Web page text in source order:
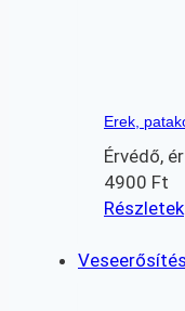
Erek,
Érvédő,
4900 Ft
Részletek